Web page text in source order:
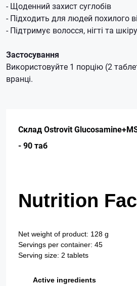
- Щоденний захист суглобів
- Підходить для людей похилого
- Підтримує волосся, нігті та шкіру
Застосування
Використовуйте 1 порцію (2
вранці.
Склад Ostrovit
- 90 таб
Nutrition
Net weight of product: 128 g
Servings per container: 45
Serving size: 2 tablets
Active ingredients